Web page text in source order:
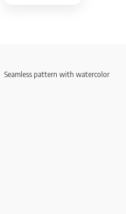
Seamless pattern with watercolor